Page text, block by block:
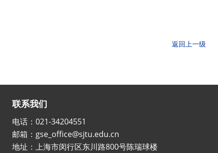
返回上一级
联系我们
电话：021-34204551
邮箱：gse_office@sjtu.edu.cn
地址：上海市闵行区东川路800号陈瑞球楼